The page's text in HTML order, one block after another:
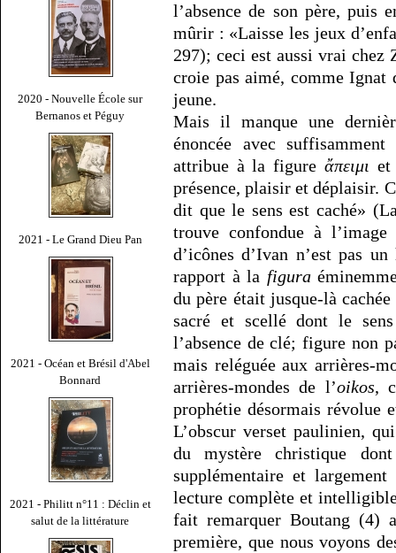
2020 - Nouvelle École sur
Bernanos et Péguy
2021 - Le Grand Dieu Pan
2021 - Océan et Brésil d'Abel
Bonnard
2021 - Philitt n°11 : Déclin et
salut de la littérature
l’absence de son père, puis
mûrir : «Laisse les jeux
297); ceci est aussi vrai chez
croie pas aimé, comme Ignat
jeune.
Mais il manque une
énoncée avec
attribue à la figure ἄπειμι
présence, plaisir et déplaisir.
dit que le sens est caché»
trouve confondue à
d’icônes d’Ivan n’est pas
rapport à la figura
du père était jusque-là cachée
sacré et scellé dont le
l’absence de clé; figure non
mais reléguée aux arrières-
arrières-mondes de l’oikos,
prophétie désormais révolue
L’obscur verset paulinien,
du mystère christique
supplémentaire et
lecture complète et
fait remarquer Boutang (4)
première, que nous voyons